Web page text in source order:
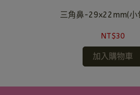
三角鼻-29x22mm(小
NT$30
加入購物車